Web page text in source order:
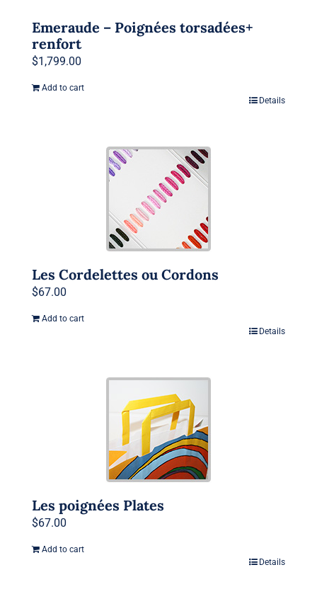
Emeraude – Poignées torsadées+
renfort
$1,799.00
Add to cart
Details
Les Cordelettes ou Cordons
$67.00
Add to cart
Details
Les poignées Plates
$67.00
Add to cart
Details